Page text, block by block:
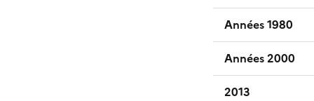
Années 1980
Années 2000
2013